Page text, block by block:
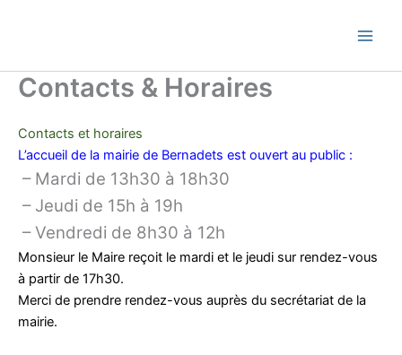
Contacts & Horaires
Contacts et horaires
L’accueil de la mairie de Bernadets est ouvert au public :
– Mardi de 13h30 à 18h30
– Jeudi de 15h à 19h
– Vendredi de 8h30 à 12h
Monsieur le Maire reçoit le mardi et le jeudi sur rendez-vous
à partir de 17h30.
Merci de prendre rendez-vous auprès du secrétariat de la
mairie.